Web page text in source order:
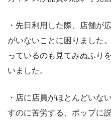
・先日利用した際、店舗が
がいないことに困りました
っているのも見てみぬふり
いました。
・店に店員がほとんどいな
すのに苦労する、ポップに